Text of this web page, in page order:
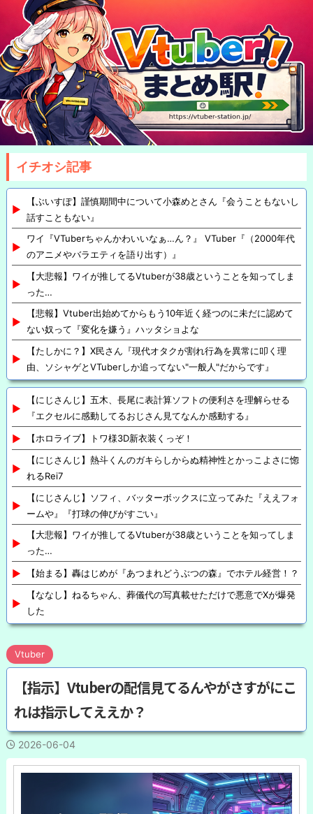
イチオシ記事
【ぶいすぽ】謹慎期間中について小森めとさん『会うこともないし
話すこともない』
ワイ『VTuberちゃんかわいいなぁ…ん？』 VTuber『（2000年代
のアニメやバラエティを語り出す）』
【大悲報】ワイが推してるVtuberが38歳ということを知ってしま
った…
【悲報】Vtuber出始めてからもう10年近く経つのに未だに認めて
ない奴って『変化を嫌う』ハッタショよな
【たしかに？】X民さん『現代オタクが割れ行為を異常に叩く理
由、ソシャゲとVTuberしか追ってない"一般人"だからです』
【にじさんじ】五木、長尾に表計算ソフトの便利さを理解らせる
『エクセルに感動してるおじさん見てなんか感動する』
【ホロライブ】トワ様3D新衣装くっぞ！
【にじさんじ】熱斗くんのガキらしからぬ精神性とかっこよさに惚
れるRei7
【にじさんじ】ソフィ、バッターボックスに立ってみた『ええフォ
ームや』『打球の伸びがすごい』
【大悲報】ワイが推してるVtuberが38歳ということを知ってしま
った…
【始まる】轟はじめが『あつまれどうぶつの森』でホテル経営！？
【ななし】ねるちゃん、葬儀代の写真載せただけで悪意でXが爆発
した
Vtuber
【指示】Vtuberの配信見てるんやがさすがにこ
れは指示してええか？
2026-06-04